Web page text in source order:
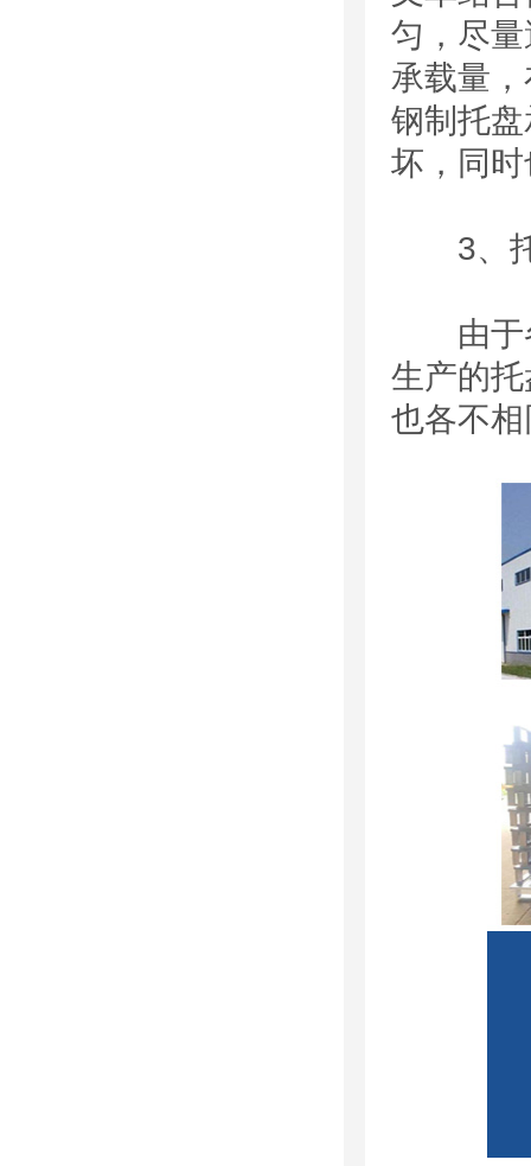
匀，尽
承载量
钢制托
坏，同
3、托
由于各
生产的
也各不